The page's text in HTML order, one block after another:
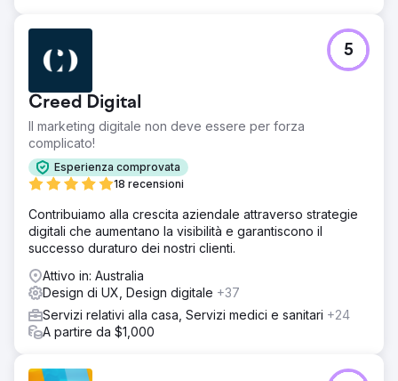
Creed Digital
Il marketing digitale non deve essere per forza
complicato!
Esperienza comprovata
18 recensioni
5
Contribuiamo alla crescita aziendale attraverso strategie
digitali che aumentano la visibilità e garantiscono il
successo duraturo dei nostri clienti.
Attivo in: Australia
Design di UX, Design digitale +37
Servizi relativi alla casa, Servizi medici e sanitari +24
A partire da $1,000